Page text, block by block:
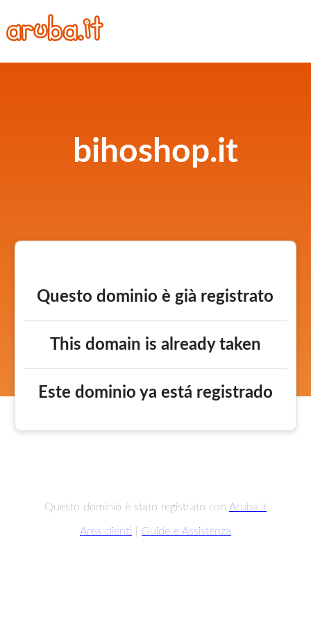
bihoshop.it
Questo dominio è già registrato
This domain is already taken
Este dominio ya está registrado
Questo dominio è stato registrato con Aruba.it
Area clienti Guide e Assistenza